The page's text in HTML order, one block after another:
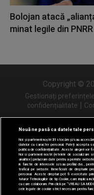
Bolojan atacă
minat legile din
Copyright ©
Gestionați preferințele
confidențialitate |
Nouă ne pasă ca datele tale
Noi și partenerii noștri31 stocăm și/sau accesăm
datelor cu caracter personal. Puteți accepta
politica de confidențialitate. Aceste alegeri vor fi
Noi si partenerii nostri (retelele de socializare
analitice) prelucram date pentru a permite
in functie de interesele si/sau profilul dvs.,
traficul pe website. Beneficiati de drepturile
personal. Aceste drepturi pot fi exercitate
tuturor Tehnologiilor de tip Cookie, care implica
cu care colaboram. Prin click pe “VREAU SA
cele legate de cookie strict necesare pentru